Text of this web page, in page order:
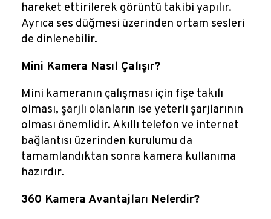
hareket ettirilerek görüntü takibi yapılır.
Ayrıca ses düğmesi üzerinden ortam sesleri
de dinlenebilir.
Mini Kamera Nasıl Çalışır?
Mini kameranın çalışması için fişe takılı
olması, şarjlı olanların ise yeterli şarjlarının
olması önemlidir. Akıllı telefon ve internet
bağlantısı üzerinden kurulumu da
tamamlandıktan sonra kamera kullanıma
hazırdır.
360 Kamera Avantajları Nelerdir?